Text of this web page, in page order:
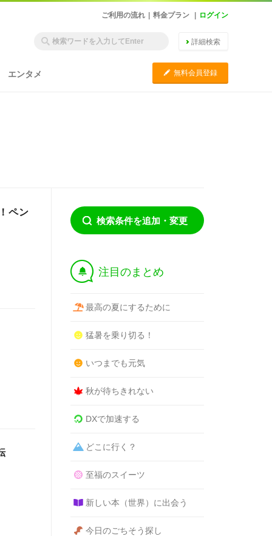
ご利用の流れ 料金プラン ログイン
詳細検索
エンタメ C 無料会員登録
ペン
検索条件を追加・変更
† 注目のまとめ
最高の夏にするために
猛暑を乗り切る！
いつまでも元気
秋が待ちきれない
DXで加速する
どこに行く？
至福のスイーツ
新しい本（世界）に出会う
今日のごちそう探し